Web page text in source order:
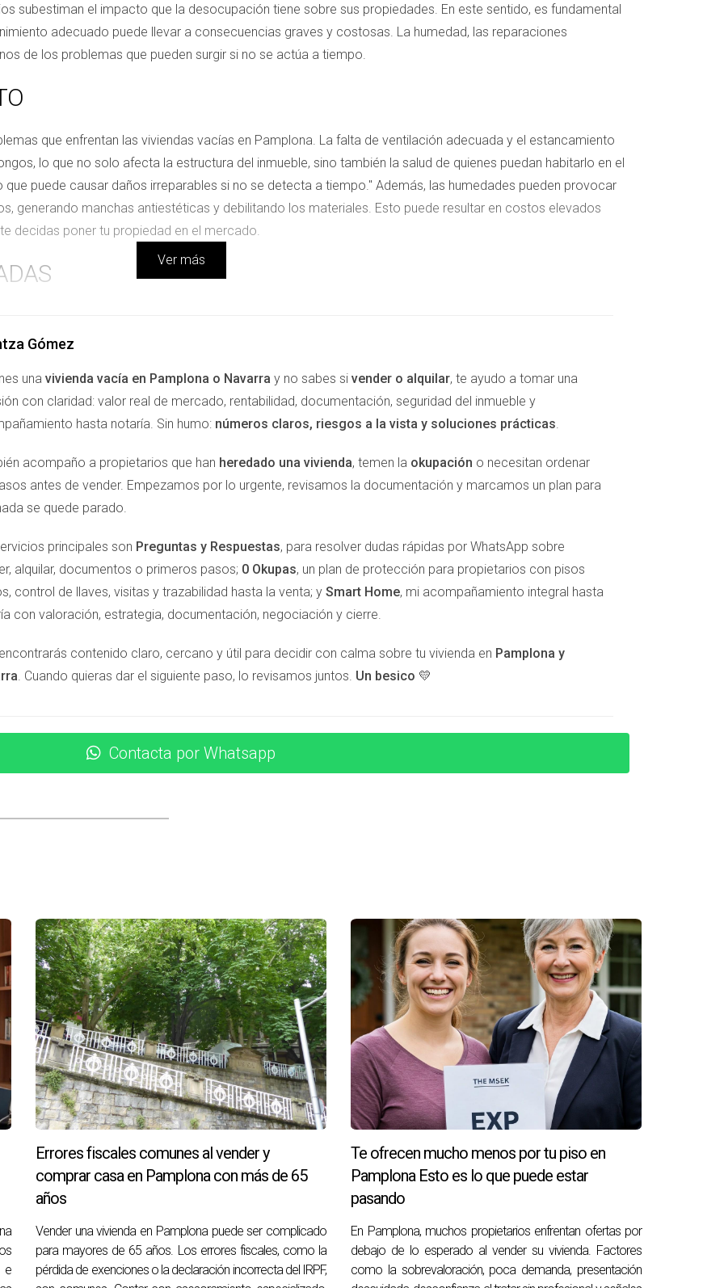
subestiman el impacto que la desocupación tiene sobre sus propiedades. En este sentido, es fundamental
adecuado puede llevar a consecuencias graves y costosas. La humedad, las reparaciones
de los problemas que pueden surgir si no se actúa a tiempo.
que enfrentan las viviendas vacías en Pamplona. La falta de ventilación adecuada y el estancamiento
lo que no solo afecta la estructura del inmueble, sino también la salud de quienes puedan habitarlo en el
puede causar daños irreparables si no se detecta a tiempo." Además, las humedades pueden provocar
generando manchas antiestéticas y debilitando los materiales. Esto puede resultar en costos elevados
decidas poner tu propiedad en el mercado.
menores, pero si se ignoran, pueden derivar en daños estructurales serios. En Pamplona, donde las
propiedades vacías están especialmente expuestas a estos riesgos. > "Las reparaciones acumuladas no
seguridad y funcionalidad del hogar." Los propietarios deben ser conscientes de que cada pequeño
futuros. Ignorar estas reparaciones puede llevar a un ciclo interminable de gastos inesperados y
MERCADO
tiempo. En Pamplona, donde el mercado inmobiliario puede ser competitivo, tener un piso o casa vacíos
valiosas. La percepción del comprador también juega un papel crucial; una propiedad que muestra signos
potenciales interesados. > "El valor de tu propiedad es un reflejo directo de su estado; no permitas que se
vender o alquilar tu vivienda, podrías encontrarte con ofertas mucho más bajas debido al desgaste
y que mantener tu propiedad en buen estado es fundamental para preservar su valor.
UNA VIVIENDA PARADA
Además, hay que considerar el impacto emocional y psicológico que puede tener sobre los propietarios
sin control. Este sentimiento puede generar ansiedad y estrés innecesarios.
puede parecer una decisión fácil al principio, pero las implicaciones son mucho más profundas de lo
las reparaciones acumuladas y la pérdida de valor son solo algunas de las consecuencias negativas que
asociados con tu propiedad vacía, no dudes en contactar a Arantza Gómez. Su experiencia y
que necesitas para tomar decisiones informadas sobre tu inversión.
asociados con viviendas vacías?
como humedades, reparaciones acumuladas y pérdida de valor en el mercado.
y afectar la salud de quienes puedan habitarla en el futuro.
mayores y costosos con el tiempo.
vacía?
los compradores debido al desgaste visible y la falta de mantenimiento adecuado.
tener una vivienda vacía?
Ver más
Gómez
una vivienda vacía en Pamplona o Navarra y no sabes si vender o alquilar, te ayudo a tomar una
con claridad: valor real de mercado, rentabilidad, documentación, seguridad del inmueble y
hasta notaría. Sin humo: números claros, riesgos a la vista y soluciones prácticas.
acompaño a propietarios que han heredado una vivienda, temen la okupación o necesitan ordenar
antes de vender. Empezamos por lo urgente, revisamos la documentación y marcamos un plan para
se quede parado.
principales son Preguntas y Respuestas, para resolver dudas rápidas por WhatsApp sobre
alquilar, documentos o primeros pasos; 0 Okupas, un plan de protección para propietarios con pisos
control de llaves, visitas y trazabilidad hasta la venta; y Smart Home, mi acompañamiento integral hasta
con valoración, estrategia, documentación, negociación y cierre.
contenido claro, cercano y útil para decidir con calma sobre tu vivienda en Pamplona y
. Cuando quieras dar el siguiente paso, lo revisamos juntos. Un besico 💛
Contacta por Whatsapp
e
Errores fiscales comunes al vender y
comprar casa en Pamplona con más de 65
años
Vender una vivienda en Pamplona puede ser complicado
para mayores de 65 años. Los errores fiscales, como la
pérdida de exenciones o la declaración incorrecta del IRPF,
Te ofrecen mucho menos por tu piso en
Pamplona Esto es lo que puede estar
pasando
En Pamplona, muchos propietarios enfrentan ofertas por
debajo de lo esperado al vender su vivienda. Factores
como la sobrevaloración, poca demanda, presentación